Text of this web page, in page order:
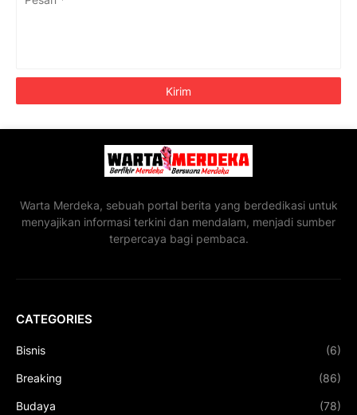
Warta Merdeka, sebuah portal berita yang berdedikasi untuk
menyajikan informasi terkini dan mendalam, menjadi sumber
terpercaya bagi pembaca.
CATEGORIES
Bisnis (6)
Breaking (86)
Budaya (78)